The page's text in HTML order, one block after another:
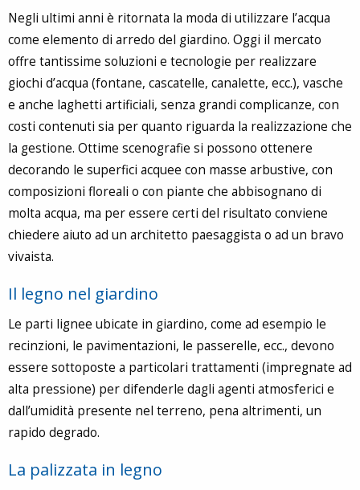
Negli ultimi anni è ritornata la moda di utilizzare l’acqua
come elemento di arredo del giardino. Oggi il mercato
offre tantissime soluzioni e tecnologie per realizzare
giochi d’acqua (fontane, cascatelle, canalette, ecc.), vasche
e anche laghetti artificiali, senza grandi complicanze, con
costi contenuti sia per quanto riguarda la realizzazione che
la gestione. Ottime scenografie si possono ottenere
decorando le superfici acquee con masse arbustive, con
composizioni floreali o con piante che abbisognano di
molta acqua, ma per essere certi del risultato conviene
chiedere aiuto ad un architetto paesaggista o ad un bravo
vivaista.
Il legno nel giardino
Le parti lignee ubicate in giardino, come ad esempio le
recinzioni, le pavimentazioni, le passerelle, ecc., devono
essere sottoposte a particolari trattamenti (impregnate ad
alta pressione) per difenderle dagli agenti atmosferici e
dall’umidità presente nel terreno, pena altrimenti, un
rapido degrado.
La palizzata in legno